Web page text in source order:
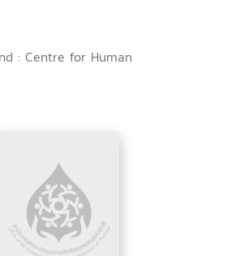
: Centre for Human